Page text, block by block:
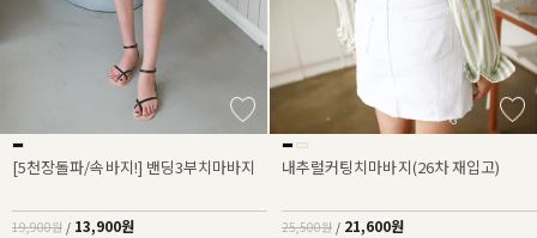
[5천장돌파/속바지!] 밴딩3부치마바지
19,900원 / 13,900원
내추럴커팅치마바지(26차 재입고)
25,500원 / 21,600원